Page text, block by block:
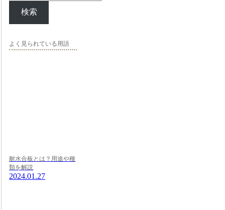
検索
よく見られている用語
耐水合板とは？用途や種
類を解説
2024.01.27